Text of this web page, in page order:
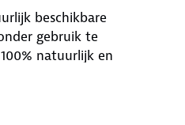
beschikbare
gebruik te
natuurlijk en